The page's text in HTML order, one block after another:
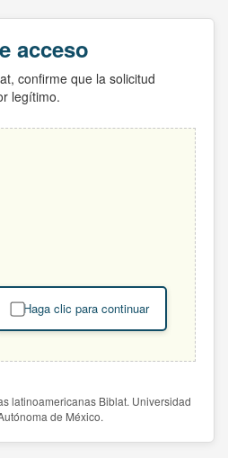
acceso
confirme que la solicitud
legítimo.
Haga clic para continuar
latinoamericanas Biblat. Universidad
de México.